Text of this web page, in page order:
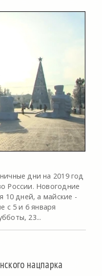
дни на 2019 год
России. Новогодние
10 дней, а майские -
с 5 и 6 января
23...
нацпарка